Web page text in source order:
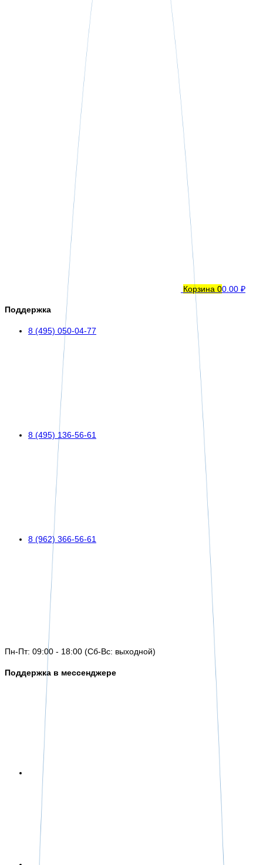
Корзина 00.00 ₽
Поддержка
8 (495) 050-04-77
8 (495) 136-56-61
8 (962) 366-56-61
Пн-Пт: 09:00 - 18:00 (Сб-Вс: выходной)
Поддержка в мессенджере